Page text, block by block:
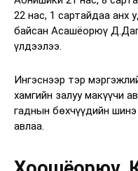
22 нас, 1 сартайдаа анх
байсан Асашёорюү
үлдээлээ.
Ингэснээр тэр
хамгийн залуу макүүчи
гаднын бөхчүүдийн шинэ
авлаа.